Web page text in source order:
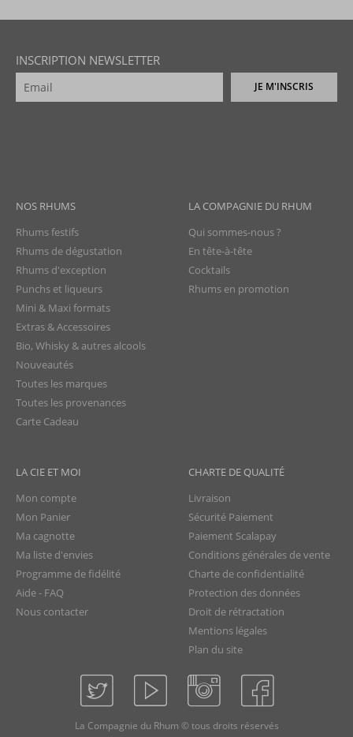
INSCRIPTION NEWSLETTER
JE M'INSCRIS
NOS RHUMS
Rhums festifs
Rhums de dégustation
Rhums d'exception
Punchs et liqueurs
Mini & Maxi formats
Extras & Accessoires
Bio, Whisky & autres alcools
Nouveautés
Toutes les marques
Toutes les provenances
Carte Cadeau
LA COMPAGNIE DU RHUM
Qui sommes-nous ?
En tête-à-tête
Cocktails
Rhums en promotion
LA CIE ET MOI
Mon compte
Mon Panier
Ma cagnotte
Ma liste d'envies
Programme de fidélité
Aide - FAQ
Nous contacter
CHARTE DE QUALITÉ
Livraison
Sécurité Paiement
Paiement Scalapay
Conditions générales de vente
Charte de confidentialité
Protection des données
Droit de rétractation
Mentions légales
Plan du site
La Compagnie du Rhum © tous droits réservés